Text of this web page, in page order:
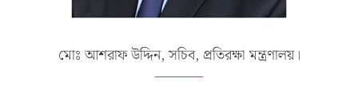
মোঃ আশরাফ উদ্দিন, সচিব, প্রতিরক্ষা মন্ত্রণালয়।